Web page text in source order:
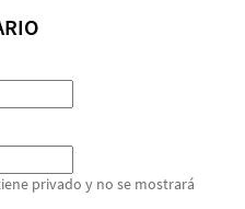
privado y no se mostrará